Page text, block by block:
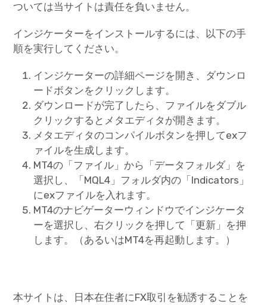
ついては当サイトは責任を負いません。
インジケーターをインストールするには、以下の手
順を実行してください。
インジケーターの詳細ページを開き、ダウンロ
ードボタンをクリックします。
ダウンロードが完了したら、ファイルをダブル
クリックするとメタエディタが開きます。
メタエディタのコンパイルボタンを押してexフ
ァイルを生成します。
MT4の「ファイル」から「データフォルダ」を
選択し、「MQL4」フォルダ内の「Indicators」
にexファイルを入れます。
MT4のナビゲーターウィンドウでインジケータ
ーを選択し、右クリックを押して「更新」を押
します。（あるいはMT4を再起動します。）
本サイトは、日本在住者にFX取引を勧誘することを